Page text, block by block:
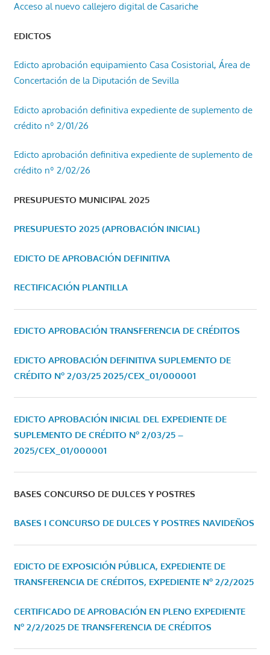
Acceso al nuevo callejero digital de Casariche
EDICTOS
Edicto aprobación equipamiento Casa Cosistorial, Área de
Concertación de la Diputación de Sevilla
Edicto aprobación definitiva expediente de suplemento de
crédito nº 2/01/26
Edicto aprobación definitiva expediente de suplemento de
crédito nº 2/02/26
PRESUPUESTO MUNICIPAL 2025
PRESUPUESTO 2025 (APROBACIÓN INICIAL)
EDICTO DE APROBACIÓN DEFINITIVA
RECTIFICACIÓN PLANTILLA
EDICTO APROBACIÓN TRANSFERENCIA DE CRÉDITOS
EDICTO APROBACIÓN DEFINITIVA SUPLEMENTO DE
CRÉDITO Nº 2/03/25 2025/CEX_01/000001
EDICTO APROBACIÓN INICIAL DEL EXPEDIENTE DE
SUPLEMENTO DE CRÉDITO Nº 2/03/25 –
2025/CEX_01/000001
BASES CONCURSO DE DULCES Y POSTRES
BASES I CONCURSO DE DULCES Y POSTRES NAVIDEÑOS
EDICTO DE EXPOSICIÓN PÚBLICA, EXPEDIENTE DE
TRANSFERENCIA DE CRÉDITOS, EXPEDIENTE Nº 2/2/2025
CERTIFICADO DE APROBACIÓN EN PLENO EXPEDIENTE
Nº 2/2/2025 DE TRANSFERENCIA DE CRÉDITOS